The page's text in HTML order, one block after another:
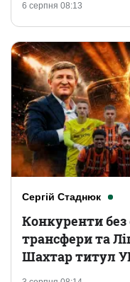
6 серпня 08:13
Сергій Стаднюк
Конкуренти без
трансфери та
Шахтар титул